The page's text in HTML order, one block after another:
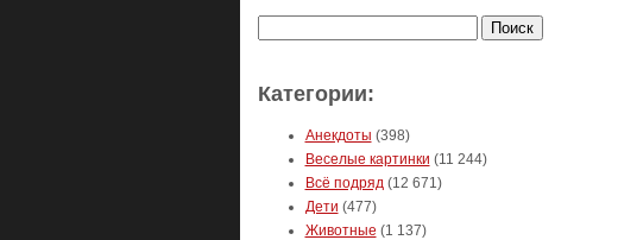
Категории:
Анекдоты (398)
Веселые картинки (11 244)
Всё подряд(12 671)
Дети (477)
Животные (1 137)